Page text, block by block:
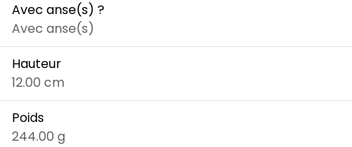
Avec anse(s) ?
Avec anse(s)
Hauteur
12.00 cm
Poids
244.00 g